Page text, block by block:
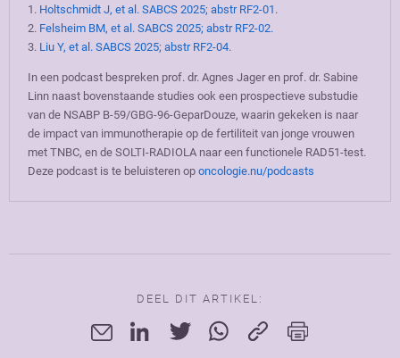
1. Holtschmidt J, et al. SABCS 2025; abstr RF2-01 .
2. Felsheim BM, et al. SABCS 2025; abstr RF2-02.
3. Liu Y, et al. SABCS 2025; abstr RF2-04.
In een podcast bespreken prof. dr. Agnes Jager en prof. dr. Sabine
Linn naast bovenstaande studies ook een prospectieve substudie
van de NSABP B-59/GBG-96-GeparDouze, waarin gekeken is naar
de impact van immunotherapie op de fertiliteit van jonge vrouwen
met TNBC, en de SOLTI-RADIOLA naar een functionele RAD51-test.
Deze podcast is te beluisteren op oncologie.nu/podcasts
DEEL DIT ARTIKEL: